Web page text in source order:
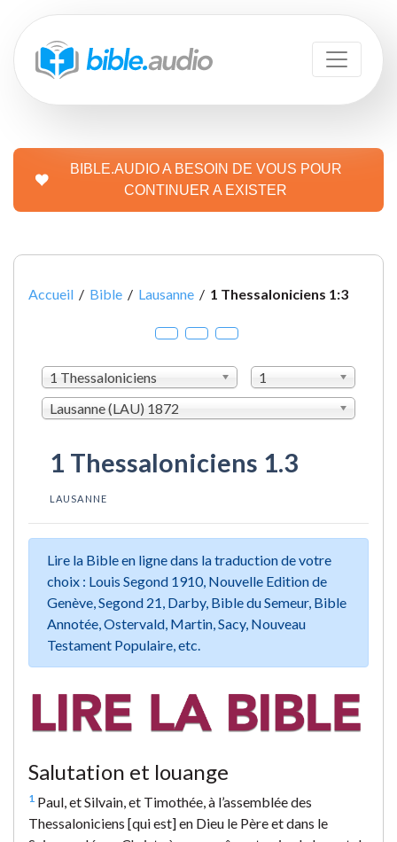
BIBLE.AUDIO A BESOIN DE VOUS POUR
CONTINUER A EXISTER
Accueil / Bible / Lausanne / 1 Thessaloniciens 1:3
1 Thessaloniciens
1
Lausanne (LAU) 1872
1 Thessaloniciens 1.3
LAUSANNE
Lire la Bible en ligne dans la traduction de votre
choix : Louis Segond 1910, Nouvelle Edition de
Genève, Segond 21, Darby, Bible du Semeur, Bible
Annotée, Ostervald, Martin, Sacy, Nouveau
Testament Populaire, etc.
Salutation et louange
1 Paul, et Silvain, et Timothée, à l’assemblée des
Thessaloniciens [qui est] en Dieu le Père et dans le